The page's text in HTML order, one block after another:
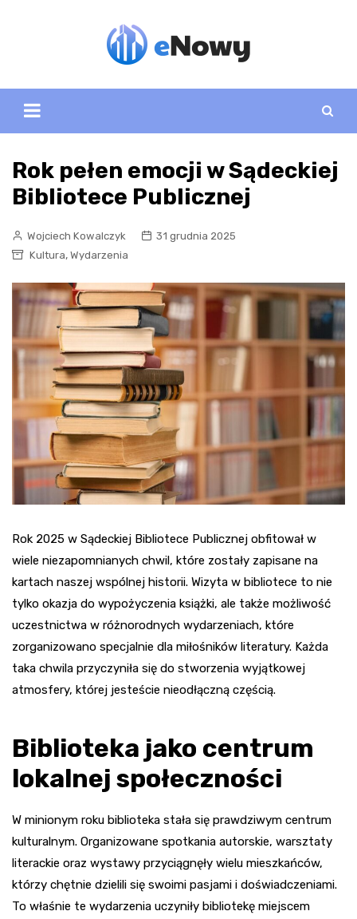
Rok pełen emocji w Sądeckiej
Bibliotece Publicznej
Wojciech Kowalczyk
31 grudnia 2025
Kultura, Wydarzenia
Rok 2025 w Sądeckiej Bibliotece Publicznej obfitował w
wiele niezapomnianych chwil, które zostały zapisane na
kartach naszej wspólnej historii. Wizyta w bibliotece to nie
tylko okazja do wypożyczenia książki, ale także możliwość
uczestnictwa w różnorodnych wydarzeniach, które
zorganizowano specjalnie dla miłośników literatury. Każda
taka chwila przyczyniła się do stworzenia wyjątkowej
atmosfery, której jesteście nieodłączną częścią.
Biblioteka jako centrum
lokalnej społeczności
W minionym roku biblioteka stała się prawdziwym centrum
kulturalnym. Organizowane spotkania autorskie, warsztaty
literackie oraz wystawy przyciągnęły wielu mieszkańców,
którzy chętnie dzielili się swoimi pasjami i doświadczeniami.
To właśnie te wydarzenia uczyniły bibliotekę miejscem